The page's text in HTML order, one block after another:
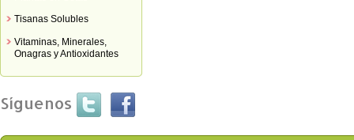
Tisanas Solubles
Vitaminas, Minerales,
Onagras y Antioxidantes
Síguenos